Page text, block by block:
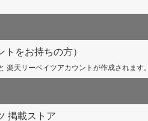
をお持ちの方）
楽天リーベイツアカウントが作成されます。
掲載ストア